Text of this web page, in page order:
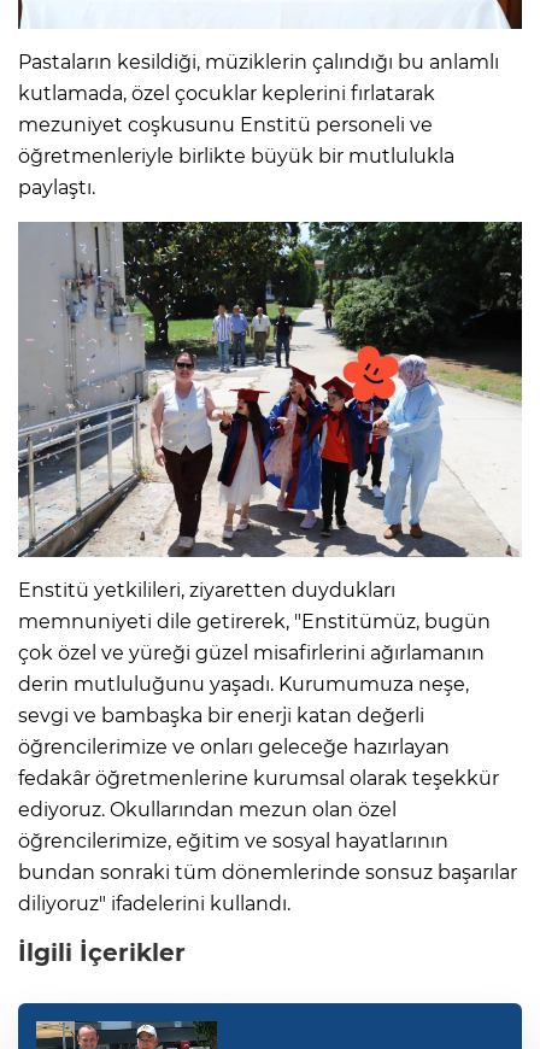
Pastaların kesildiği, müziklerin çalındığı bu anlamlı
kutlamada, özel çocuklar keplerini fırlatarak
mezuniyet coşkusunu Enstitü personeli ve
öğretmenleriyle birlikte büyük bir mutlulukla
paylaştı.
Enstitü yetkilileri, ziyaretten duydukları
memnuniyeti dile getirerek, "Enstitümüz, bugün
çok özel ve yüreği güzel misafirlerini ağırlamanın
derin mutluluğunu yaşadı. Kurumumuza neşe,
sevgi ve bambaşka bir enerji katan değerli
öğrencilerimize ve onları geleceğe hazırlayan
fedakâr öğretmenlerine kurumsal olarak teşekkür
ediyoruz. Okullarından mezun olan özel
öğrencilerimize, eğitim ve sosyal hayatlarının
bundan sonraki tüm dönemlerinde sonsuz başarılar
diliyoruz" ifadelerini kullandı.
İlgili İçerikler